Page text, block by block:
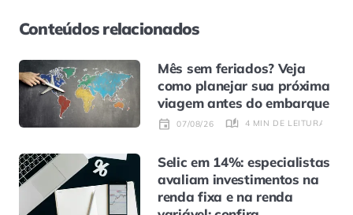
Conteúdos relacionados
Mês sem feriados? Veja
como planejar sua próxima
viagem antes do embarque
07/08/26 4 MIN DE LEITURA
Selic em 14%: especialistas
avaliam investimentos na
renda fixa e na renda